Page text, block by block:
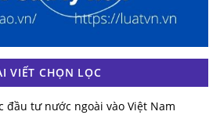
VIẾT CHỌN LỌC
đầu tư nước ngoài vào Việt Nam